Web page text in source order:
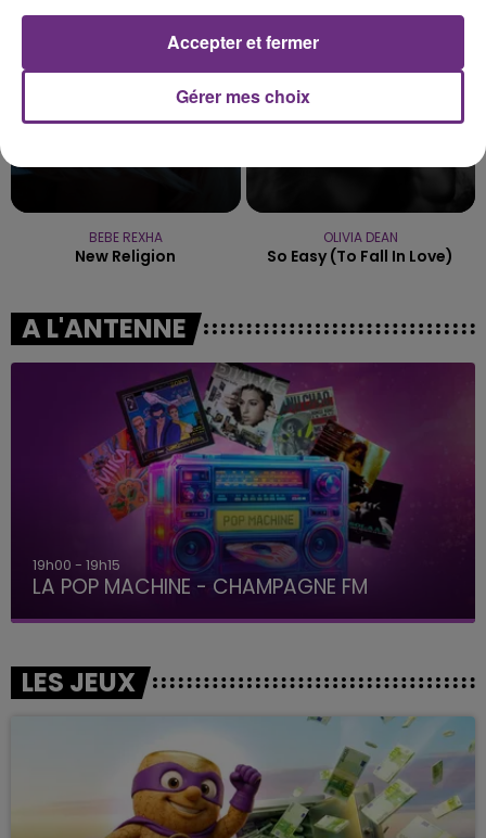
11h23
11h23
BEBE REXHA
New Religion
11h20
11h20
OLIVIA DEAN
So Easy (to Fall In Love)
A L'ANTENNE
19h00 - 19h15
LA POP MACHINE - CHAMPAGNE FM
LES JEUX
Gérer mes choix
Accepter et fermer